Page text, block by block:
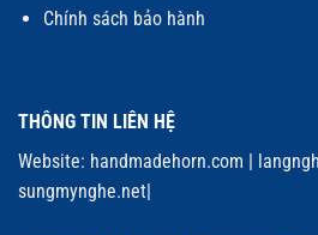
Chính sách bảo hành
THÔNG TIN LIÊN HỆ
Website: handmadehorn.com |
sungmynghe.net|